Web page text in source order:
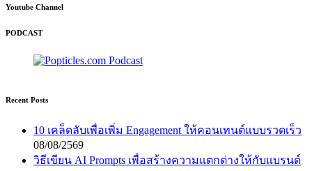
Youtube Channel
PODCAST
Recent Posts
10 เคล็ดลับเพื่อเพิ่ม Engagement ให้คอนเทนต์แบบรวดเร็ว
08/08/2569
วิธีเขียน AI Prompts เพื่อสร้างความแตกต่างให้กับแบรนด์